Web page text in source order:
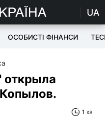
UA
ОСОБИСТІ ФІНАНСИ
открыла
1 хв